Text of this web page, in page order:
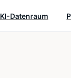
KI-Datenraum